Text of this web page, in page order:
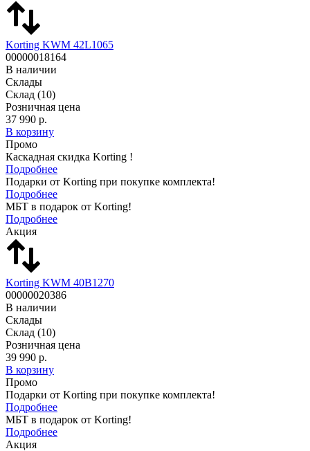
Korting KWM 42L1065
00000018164
В наличии
Склады
Склад (10)
Розничная цена
37 990 р.
В корзину
Промо
Каскадная скидка Korting !
Подробнее
Подарки от Korting при покупке комплекта!
Подробнее
МБТ в подарок от Korting!
Подробнее
Акция
Korting KWM 40B1270
00000020386
В наличии
Склады
Склад (10)
Розничная цена
39 990 р.
В корзину
Промо
Подарки от Korting при покупке комплекта!
Подробнее
МБТ в подарок от Korting!
Подробнее
Акция